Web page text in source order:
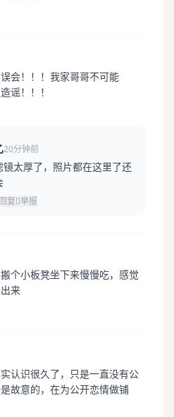
会！！！我家哥哥不可能
谣！！！
20分钟前
镜太厚了，照片都在这里了还
回复 举报
个小板凳坐下来慢慢吃，感觉
来
认识很久了，只是一直没有公
故意的，在为公开恋情做铺